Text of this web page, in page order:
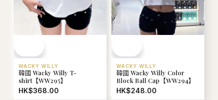
WACKY WILLY
韓國 Wacky Willy T-
shirt【WW295】
HK$368.00
WACKY WILLY
韓國 Wacky Willy Color
Block Ball Cap【WW294】
HK$248.00